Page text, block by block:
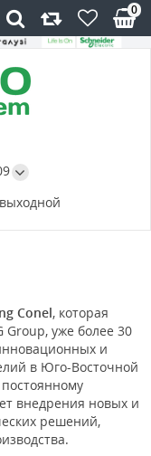
0
Conel, которая
Group, уже более 30
и
в Юго-Восточной
внедрения новых и
решений,